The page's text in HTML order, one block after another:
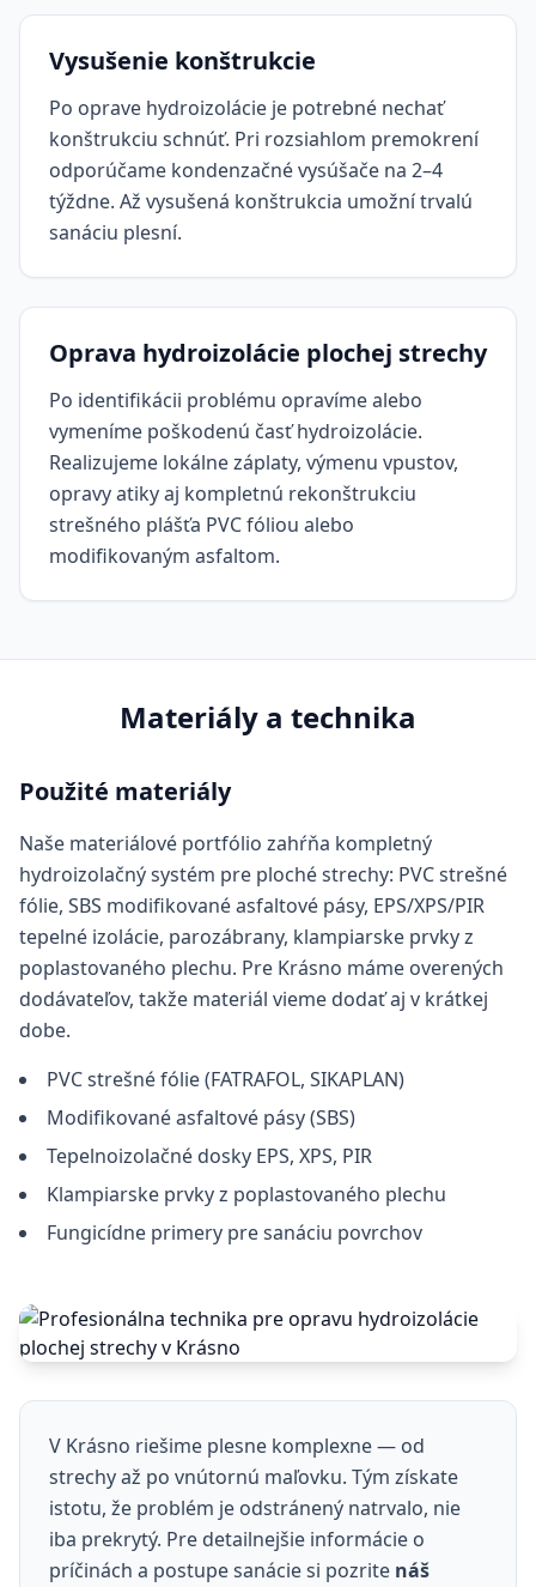
Vysušenie konštrukcie
Po oprave hydroizolácie je potrebné nechať
konštrukciu schnúť. Pri rozsiahlom premokrení
odporúčame kondenzačné vysúšače na 2–4
týždne. Až vysušená konštrukcia umožní trvalú
sanáciu plesní.
Oprava hydroizolácie plochej strechy
Po identifikácii problému opravíme alebo
vymeníme poškodenú časť hydroizolácie.
Realizujeme lokálne záplaty, výmenu vpustov,
opravy atiky aj kompletnú rekonštrukciu
strešného plášťa PVC fóliou alebo
modifikovaným asfaltom.
Materiály a technika
Použité materiály
Naše materiálové portfólio zahŕňa kompletný
hydroizolačný systém pre ploché strechy: PVC strešné
fólie, SBS modifikované asfaltové pásy, EPS/XPS/PIR
tepelné izolácie, parozábrany, klampiarske prvky z
poplastovaného plechu. Pre Krásno máme overených
dodávateľov, takže materiál vieme dodať aj v krátkej
dobe.
PVC strešné fólie (FATRAFOL, SIKAPLAN)
Modifikované asfaltové pásy (SBS)
Tepelnoizolačné dosky EPS, XPS, PIR
Klampiarske prvky z poplastovaného plechu
Fungicídne primery pre sanáciu povrchov
V Krásno riešime plesne komplexne — od
strechy až po vnútornú maľovku. Tým získate
istotu, že problém je odstránený natrvalo, nie
iba prekrytý. Pre detailnejšie informácie o
príčinách a postupe sanácie si pozrite náš